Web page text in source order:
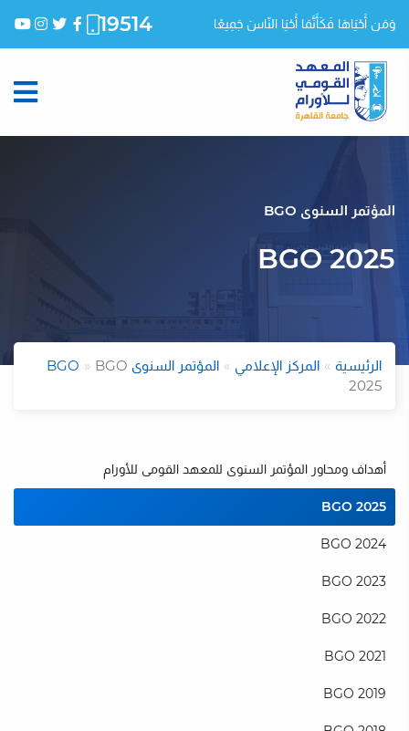
وَمَن أَحْيَاهَا فَكَأَنَّمَا أَحْيَا النّاسَ جَمِيعًا 19514
المؤتمر السنوى BGO
BGO 2025
الرئيسية المركز الإعلامي المؤتمر السنوى BGO BGO
2025
أهداف ومحاور المؤتمر السنوى للمعهد القومى للأورام
BGO 2025
BGO 2024
BGO 2023
BGO 2022
BGO 2021
BGO 2019